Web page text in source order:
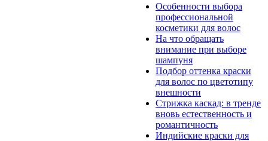
Особенности выбора
профессиональной
косметики для волос
На что обращать
внимание при выборе
шампуня
Подбор оттенка краски
для волос по цветотипу
внешности
Стрижка каскад: в тренде
вновь естественность и
романтичность
Индийские краски для